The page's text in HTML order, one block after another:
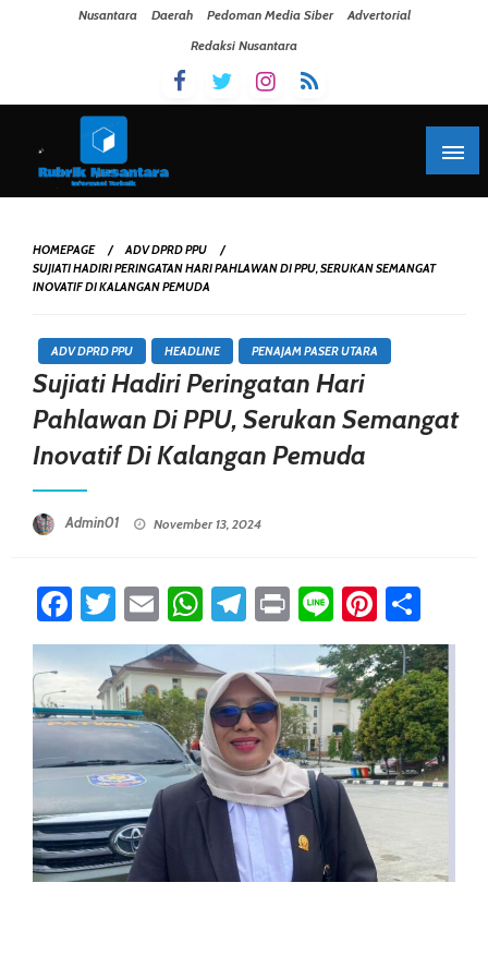
Nusantara Daerah Pedoman Media Siber
Advertorial
Redaksi Nusantara
HOMEPAGE
ADV DPRD PPU
SUJIATI HADIRI PERINGATAN HARI PAHLAWAN DI PPU, SERUKAN SEMANGAT
INOVATIF DI KALANGAN PEMUDA
ADV DPRD PPU HEADLINE PENAJAM PASER UTARA
Sujiati Hadiri Peringatan Hari
Pahlawan Di PPU, Serukan Semangat
Inovatif Di Kalangan Pemuda
Admin01 November 13, 2024
Facebook
Twitter
EmailWhatsApp
Telegram
PrintLine